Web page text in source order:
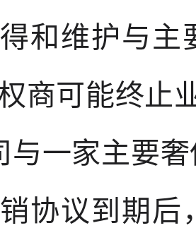
和维护与主
商可能终止
与一家主要
协议到期后